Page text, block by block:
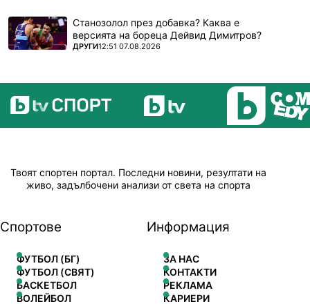
Станозолол през добавка? Каква е
версията на бореца Дейвид Димитров?
ПОВЕЧЕ ОТ
ДРУГИ12:51 07.08.2026
Твоят спортен портал. Последни новини, резултати на
живо, задълбочени анализи от света на спорта
Спортове
ФУТБОЛ (БГ)
ФУТБОЛ (СВЯТ)
БАСКЕТБОЛ
ВОЛЕЙБОЛ
Информация
ЗА НАС
КОНТАКТИ
РЕКЛАМА
КАРИЕРИ